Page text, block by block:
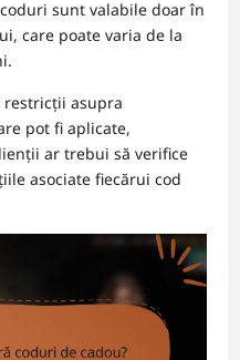
sunt valabile doar în
care poate varia de la
asupra
pot fi aplicate,
ar trebui să verifice
asociate fiecărui cod